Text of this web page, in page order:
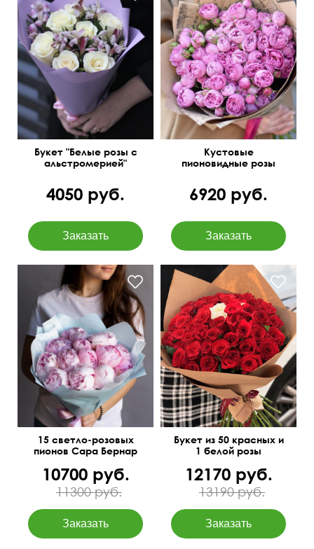
Очень чувственный
букетик
Букет "Белые розы с
альстромерией"
4050 руб.
В крафтовой упаковке
Кустовые
пионовидные розы
6920 руб.
Упаковка фетр
15 светло-розовых
пионов Сара Бернар
10700 руб.
11300 руб.
Всегда в наличии
Букет из 50 красных и
1 белой розы
12170 руб.
13190 руб.